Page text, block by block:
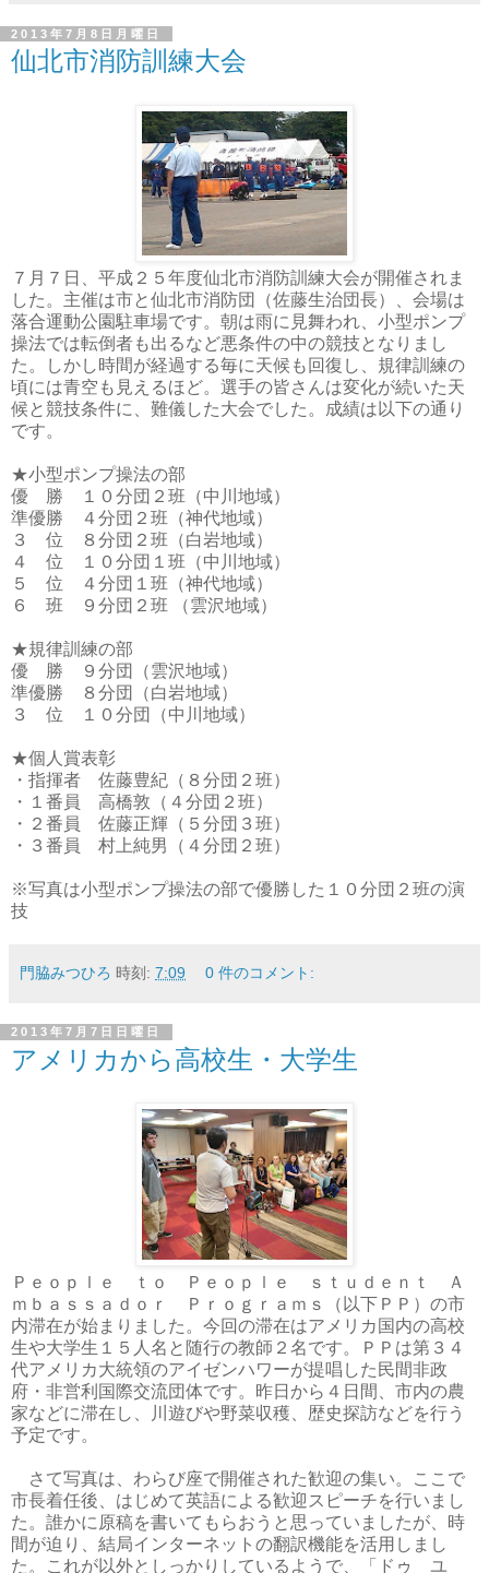
2013年7月8日月曜日
仙北市消防訓練大会
７月７日、平成２５年度仙北市消防訓練大会が開催されま
した。主催は市と仙北市消防団（佐藤生治団長）、会場は
落合運動公園駐車場です。朝は雨に見舞われ、小型ポンプ
操法では転倒者も出るなど悪条件の中の競技となりまし
た。しかし時間が経過する毎に天候も回復し、規律訓練の
頃には青空も見えるほど。選手の皆さんは変化が続いた天
候と競技条件に、難儀した大会でした。成績は以下の通り
です。
★小型ポンプ操法の部
優 勝 １０分団２班（中川地域）
準優勝 ４分団２班（神代地域）
３ 位 ８分団２班（白岩地域）
４ 位 １０分団１班（中川地域）
５ 位 ４分団１班（神代地域）
６ 班 ９分団２班 （雲沢地域）
★規律訓練の部
優 勝 ９分団（雲沢地域）
準優勝 ８分団（白岩地域）
３ 位 １０分団（中川地域）
★個人賞表彰
・指揮者 佐藤豊紀（８分団２班）
・１番員 高橋敦（４分団２班）
・２番員 佐藤正輝（５分団３班）
・３番員 村上純男（４分団２班）
※写真は小型ポンプ操法の部で優勝した１０分団２班の演
技
門脇みつひろ 時刻: 7:09 0 件のコメント:
2013年7月7日日曜日
アメリカから高校生・大学生
Ｐｅｏｐｌｅ ｔｏ Ｐｅｏｐｌｅ ｓｔｕｄｅｎｔ Ａ
ｍｂａｓｓａｄｏｒ Ｐｒｏｇｒａｍｓ（以下ＰＰ）の市
内滞在が始まりました。今回の滞在はアメリカ国内の高校
生や大学生１５人名と随行の教師２名です。ＰＰは第３４
代アメリカ大統領のアイゼンハワーが提唱した民間非政
府・非営利国際交流団体です。昨日から４日間、市内の農
家などに滞在し、川遊びや野菜収穫、歴史探訪などを行う
予定です。
さて写真は、わらび座で開催された歓迎の集い。ここで
市長着任後、はじめて英語による歓迎スピーチを行いまし
た。誰かに原稿を書いてもらおうと思っていましたが、時
間が迫り、結局インターネットの翻訳機能を活用しまし
た。これが以外としっかりしているようで、「ドゥ ユ